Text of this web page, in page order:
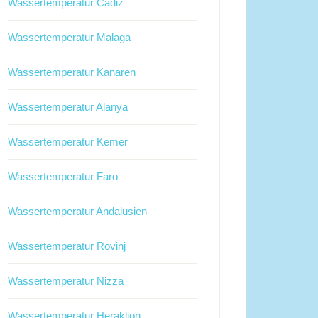
Wassertemperatur Cadiz
Wassertemperatur Malaga
Wassertemperatur Kanaren
Wassertemperatur Alanya
Wassertemperatur Kemer
Wassertemperatur Faro
Wassertemperatur Andalusien
Wassertemperatur Rovinj
Wassertemperatur Nizza
Wassertemperatur Heraklion